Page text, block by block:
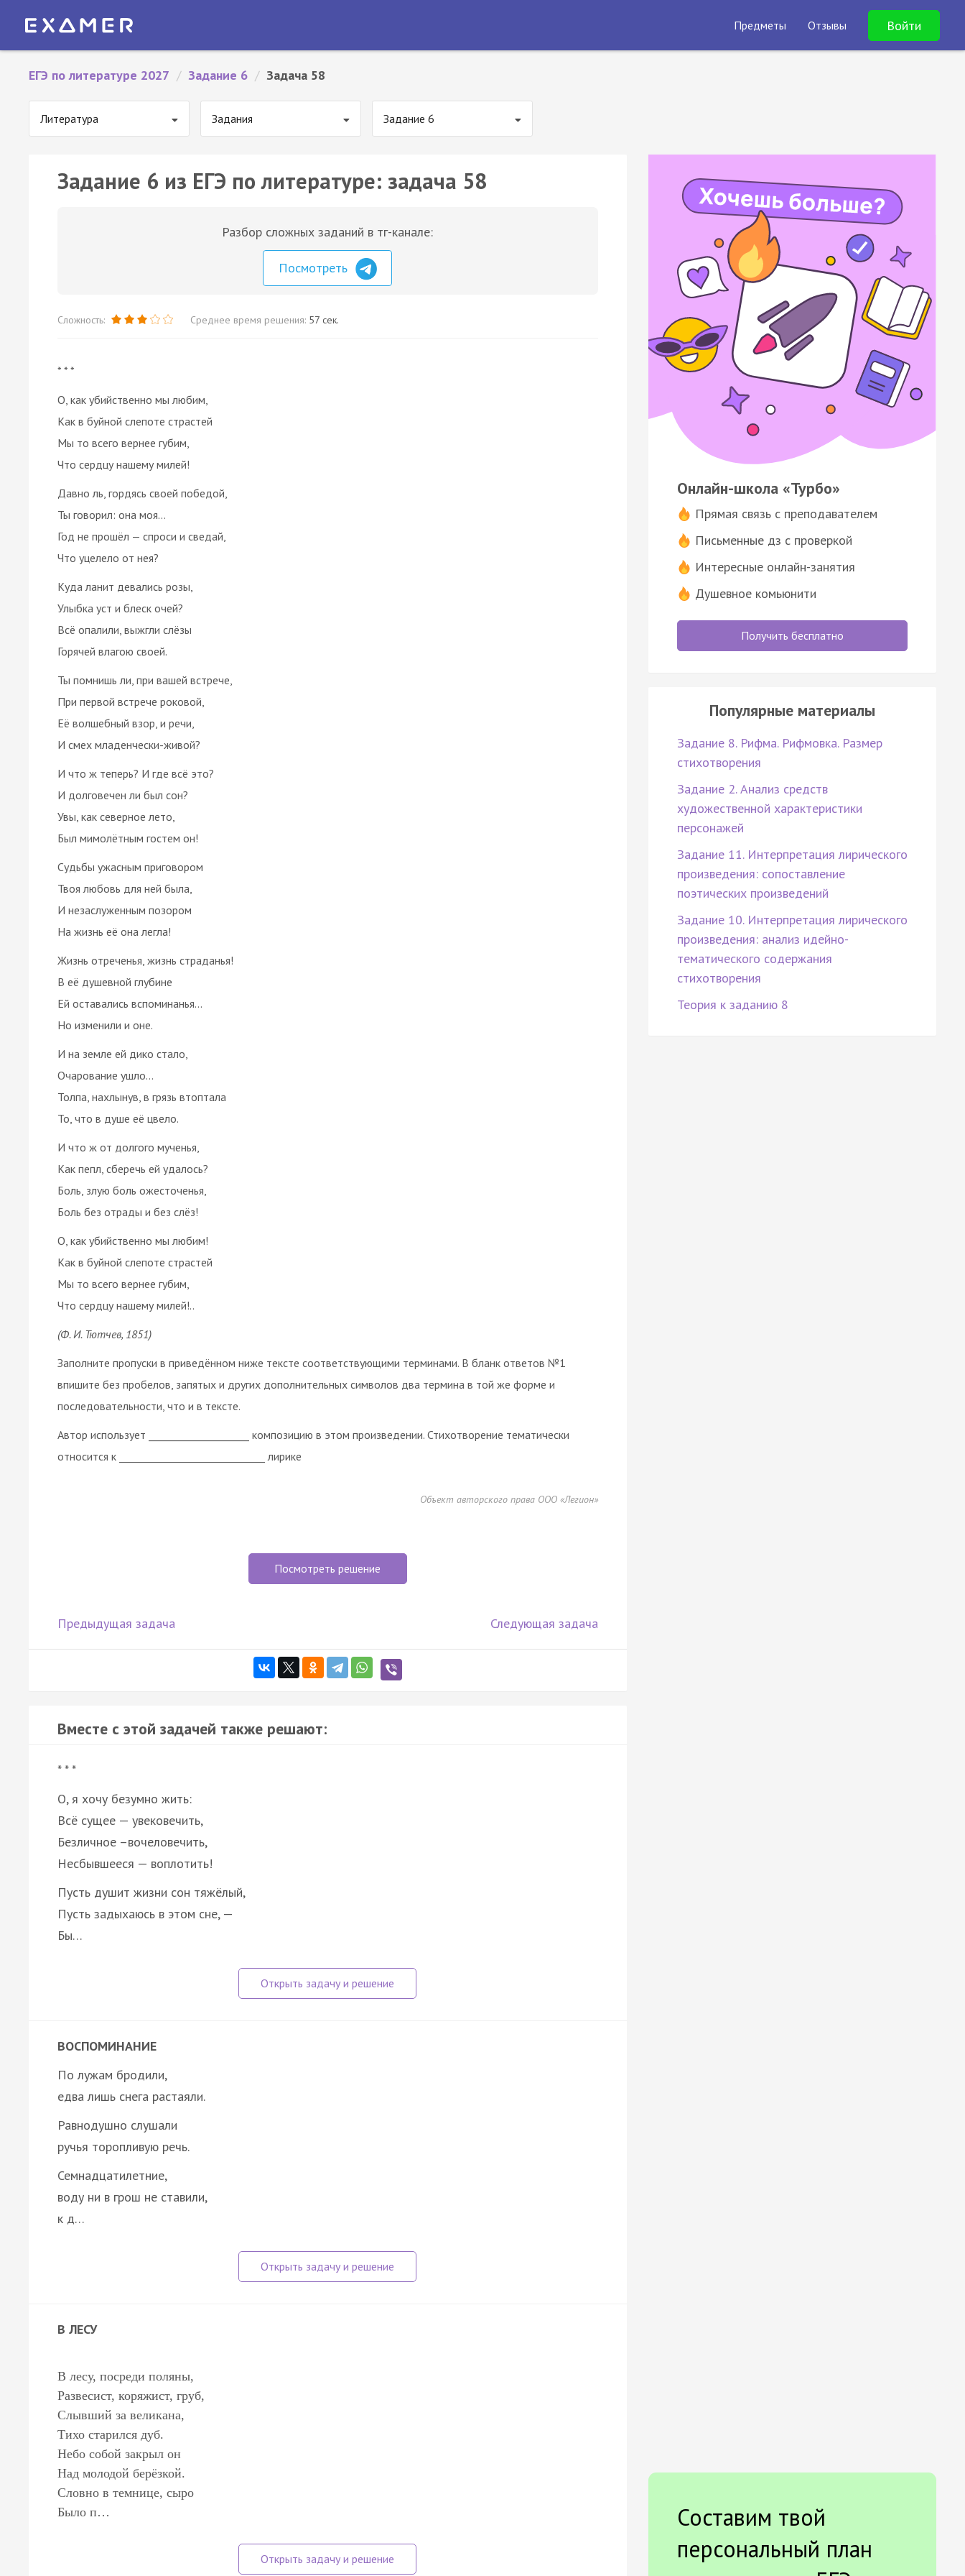
Предметы Отзывы Войти
ЕГЭ по литературе 2027 / Задание 6 / Задача 58
Литература Задания Задание 6
Задание 6 из ЕГЭ по литературе: задача 58
Разбор сложных заданий в тг-канале:
Посмотреть
Сложность: Среднее время решения: 57 сек.
* * *
О, как убийственно мы любим,
Как в буйной слепоте страстей
Мы то всего вернее губим,
Что сердцу нашему милей!
Давно ль, гордясь своей победой,
Ты говорил: она моя…
Год не прошёл — спроси и сведай,
Что уцелело от нея?
Куда ланит девались розы,
Улыбка уст и блеск очей?
Всё опалили, выжгли слёзы
Горячей влагою своей.
Ты помнишь ли, при вашей встрече,
При первой встрече роковой,
Её волшебный взор, и речи,
И смех младенчески-живой?
И что ж теперь? И где всё это?
И долговечен ли был сон?
Увы, как северное лето,
Был мимолётным гостем он!
Судьбы ужасным приговором
Твоя любовь для ней была,
И незаслуженным позором
На жизнь её она легла!
Жизнь отреченья, жизнь страданья!
В её душевной глубине
Ей оставались вспоминанья…
Но изменили и оне.
И на земле ей дико стало,
Очарование ушло…
Толпа, нахлынув, в грязь втоптала
То, что в душе её цвело.
И что ж от долгого мученья,
Как пепл, сберечь ей удалось?
Боль, злую боль ожесточенья,
Боль без отрады и без слёз!
О, как убийственно мы любим!
Как в буйной слепоте страстей
Мы то всего вернее губим,
Что сердцу нашему милей!..
(Ф. И. Тютчев, 1851)
Заполните пропуски в приведённом ниже тексте соответствующими терминами. В бланк ответов №1
впишите без пробелов, запятых и других дополнительных символов два термина в той же форме и
последовательности, что и в тексте.
Автор использует ____________________ композицию в этом произведении. Стихотворение тематически
относится к _____________________________ лирике
Объект авторского права ООО «Легион»
Посмотреть решение
Предыдущая задача Следующая задача
Вместе с этой задачей также решают:
* * *
О, я хочу безумно жить:
Всё сущее — увековечить,
Безличное –вочеловечить,
Несбывшееся — воплотить!
Пусть душит жизни сон тяжёлый,
Пусть задыхаюсь в этом сне, —
Бы…
ВОСПОМИНАНИЕ
По лужам бродили,
едва лишь снега растаяли.
Равнодушно слушали
ручья торопливую речь.
Семнадцатилетние,
воду ни в грош не ставили,
к д…
В ЛЕСУ
В лесу, посреди поляны,
Развесист, коряжист, груб,
Слывший за великана,
Тихо старился дуб.
Небо собой закрыл он
Над молодой берёзкой.
Словно в темнице, сыро
Было п…
Онлайн-школа «Турбо»
Прямая связь с преподавателем
Письменные дз с проверкой
Интересные онлайн-занятия
Душевное комьюнити
Получить бесплатно
Популярные материалы
Задание 8. Рифма. Рифмовка. Размер
стихотворения
Задание 2. Анализ средств
художественной характеристики
персонажей
Задание 11. Интерпретация лирического
произведения: сопоставление
поэтических произведений
Задание 10. Интерпретация лирического
произведения: анализ идейно-
тематического содержания
стихотворения
Теория к заданию 8
Составим твой
персональный план